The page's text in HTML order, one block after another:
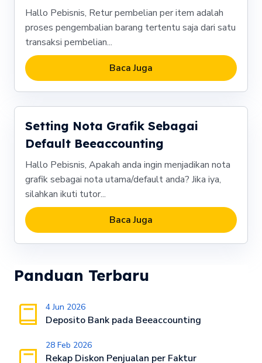
Hallo Pebisnis, Retur pembelian per item adalah
proses pengembalian barang tertentu saja dari satu
transaksi pembelian...
Baca Juga
Setting Nota Grafik Sebagai
Default Beeaccounting
Hallo Pebisnis, Apakah anda ingin menjadikan nota
grafik sebagai nota utama/default anda? Jika iya,
silahkan ikuti tutor...
Baca Juga
Panduan Terbaru
4 Jun 2026
Deposito Bank pada Beeaccounting
28 Feb 2026
Rekap Diskon Penjualan per Faktur